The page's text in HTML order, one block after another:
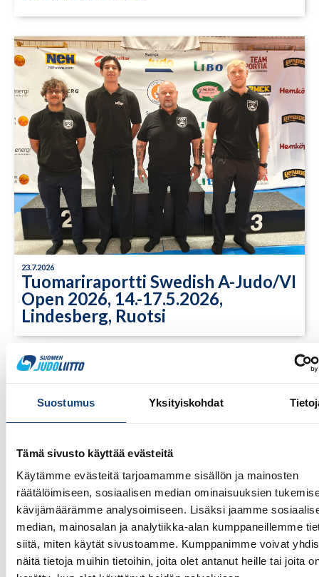
Suostumus Yksityiskohdat
Tämä sivusto käyttää evästeitä
Käytämme evästeitä tarjoamamme sisällön ja mainosten
räätälöimiseen, sosiaalisen median ominaisuuksien
kävijämäärämme analysoimiseen. Lisäksi jaamme
median, mainosalan ja analytiikka-alan kumppaneillemme
siitä, miten käytät sivustoamme. Kumppanimme voivat
näitä tietoja muihin tietoihin, joita olet antanut heille tai joita
23.7.2026
Tuomariraportti Swedish A-Judo/VI
Open 2026, 14.-17.5.2026,
Lindesberg, Ruotsi
13.7.2026
Yksittäisiä otteluvoittoja Paksin